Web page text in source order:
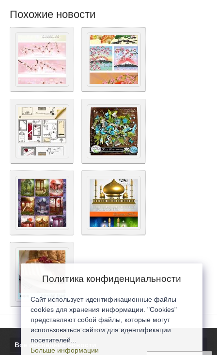
Похожие новости
Все последние новости
Политика конфиденциальности
Сайт использует идентификационные файлы
cookies для хранения информации. "Cookies"
представляют собой файлы, которые могут
использоваться сайтом для идентификации
посетителей...
Больше информации